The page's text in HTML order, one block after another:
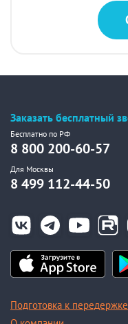
Заказать бесплатный
Бесплатно по РФ
8 800 200-60-57
Для Москвы
8 499 112-44-50
Подготовка к передержке